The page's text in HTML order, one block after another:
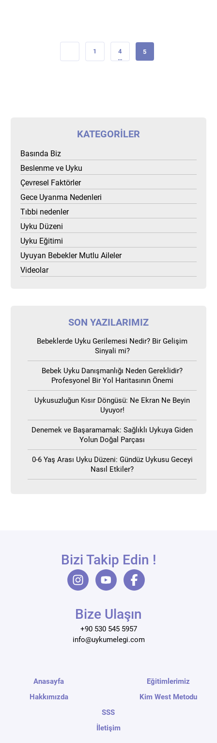
1
4 5
KATEGORILER
Basında Biz
Beslenme ve Uyku
Çevresel Faktörler
Gece Uyanma Nedenleri
Tıbbi nedenler
Uyku Düzeni
Uyku Eğitimi
Uyuyan Bebekler Mutlu Aileler
Videolar
SON YAZILARIMIZ
Bebeklerde Uyku Gerilemesi Nedir? Bir Gelişim
Sinyali mi?
Bebek Uyku Danışmanlığı Neden Gereklidir?
Profesyonel Bir Yol Haritasının Önemi
Uykusuzluğun Kısır Döngüsü: Ne Ekran Ne Beyin
Uyuyor!
Denemek ve Başaramamak: Sağlıklı Uykuya Giden
Yolun Doğal Parçası
0-6 Yaş Arası Uyku Düzeni: Gündüz Uykusu Geceyi
Nasıl Etkiler?
Bizi Takip Edin !
Bize Ulaşın
+90 530 545 5957
info@uykumelegi.com
Anasayfa
Hakkımızda
Eğitimlerimiz
Kim West Metodu
SSS
İletişim